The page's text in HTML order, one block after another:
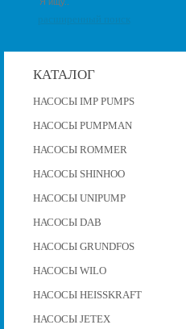
КАТАЛОГ
НАСОСЫ IMP PUMPS
НАСОСЫ PUMPMAN
НАСОСЫ ROMMER
НАСОСЫ SHINHOO
НАСОСЫ UNIPUMP
НАСОСЫ DAB
НАСОСЫ GRUNDFOS
НАСОСЫ WILO
НАСОСЫ HEISSKRAFT
НАСОСЫ JETEX